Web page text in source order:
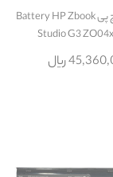
باتری لپتاپ اچ پی Battery HP Zbook
Studio G3
ریال